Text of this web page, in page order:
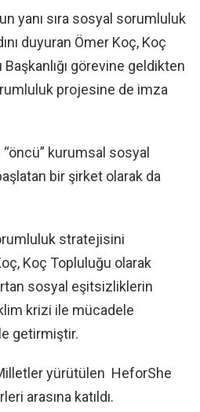
yanı sıra sosyal sorumluluk
duyuran Ömer Koç, Koç
görevine geldikten
projesine de imza
kurumsal sosyal
bir şirket olarak da
stratejisini
Koç Topluluğu olarak
sosyal eşitsizliklerin
krizi ile mücadele
getirmiştir.
yürütülen HeforShe
arasına katıldı.